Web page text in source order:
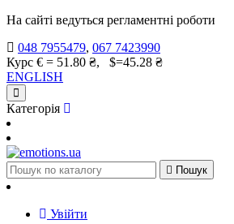
На сайті ведуться регламентні роботи
048 7955479, 067 7423990
Курс € = 51.80 ₴, $=45.28 ₴
ENGLISH
Категорія
 Пошук
Увійти